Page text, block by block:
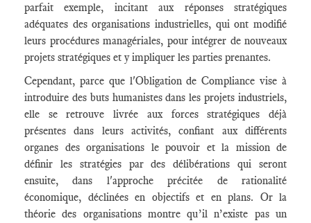
parfait exemple, incitant aux réponses stratégiques
adéquates des organisations industrielles, qui ont modifié
leurs procédures managériales, pour intégrer de nouveaux
projets stratégiques et y impliquer les parties prenantes.
Cependant, parce que l'Obligation de Compliance vise à
introduire des buts humanistes dans les projets industriels,
elle se retrouve livrée aux forces stratégiques déjà
présentes dans leurs activités, confiant aux différents
organes des organisations le pouvoir et la mission de
définir les stratégies par des délibérations qui seront
ensuite, dans l'approche précitée de rationalité
économique, déclinées en objectifs et en plans. Or la
théorie des organisations montre qu’il n’existe pas un